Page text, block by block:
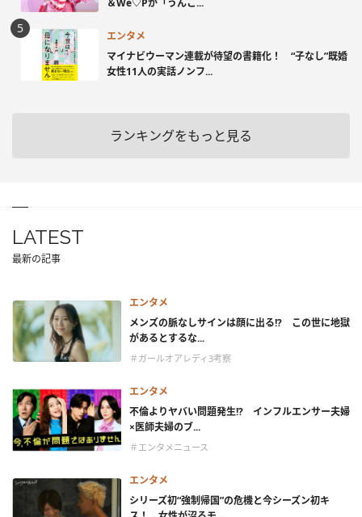
エンタメ
マイナビウーマン連載が待望の書籍化！ “子なし”既婚
女性11人の実話ノンフ...
ランキングをもっと見る
LATEST
最新の記事
エンタメ
メンズの脈なしサインは顔に出る!? この世に地獄
があるとするな...
＃ガールオアレディ3考察
エンタメ
不倫よりヤバい問題発生!? インフルエンサー夫婦
×医師夫婦のブ...
＃エンタメニュース
エンタメ
シリーズ初“強制帰国”の危機と今シーズン初キ